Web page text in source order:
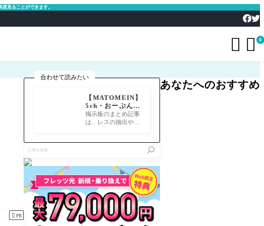
見ることができます。
  0
 PR
合わせて読みたい
【MATOMEIN】
5ch・おーぷん2
ちゃん・したら
ば・ガルちゃん・
掲示板のまとめ記事
は、レスの抽出や整
を
検
あなたへのおすすめ